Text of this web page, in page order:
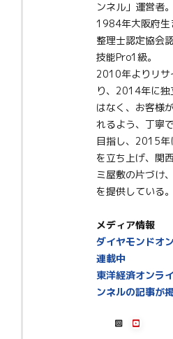
ンネル」運営者。
1984年大阪府生
整理士認定協会
技能Pro1級。
2010年よりリサ
り、2014年に
はなく、お客様
れるよう、丁寧
目指し、2015年
を立ち上げ、関
ミ屋敷の片づけ
を提供している。
メディア情報
ダイヤモンドオ
連載中
東洋経済オンラ
ンネルの記事が